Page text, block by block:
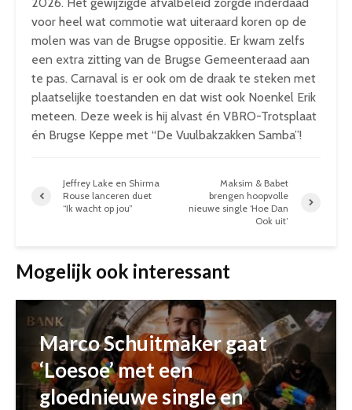
voor heel wat commotie wat uiteraard koren op de
molen was van de Brugse oppositie. Er kwam zelfs
een extra zitting van de Brugse Gemeenteraad aan
te pas. Carnaval is er ook om de draak te steken met
plaatselijke toestanden en dat wist ook Noenkel Erik
meteen. Deze week is hij alvast én VBRO-Trotsplaat
én Brugse Keppe met “De Vuulbakzakken Samba”!
Jeffrey Lake en Shirma
Rouse lanceren duet
“Ik wacht op jou”
Maksim & Babet
brengen hoopvolle
nieuwe single ‘Hoe Dan
Ook uit’
Mogelijk ook interessant
Marco Schuitmaker gaat
‘Loesoe’ met een
gloednieuwe single en